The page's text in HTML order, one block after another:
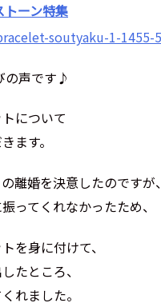
ーン特集
の声です♪
について
ます。
離婚を決意したのですが、
ってくれなかったため、
を身に付けて、
たところ、
れました。